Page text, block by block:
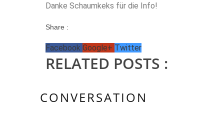
Danke Schaumkeks für die Info!
Share :
Facebook Google+ Twitter
RELATED POSTS :
CONVERSATION